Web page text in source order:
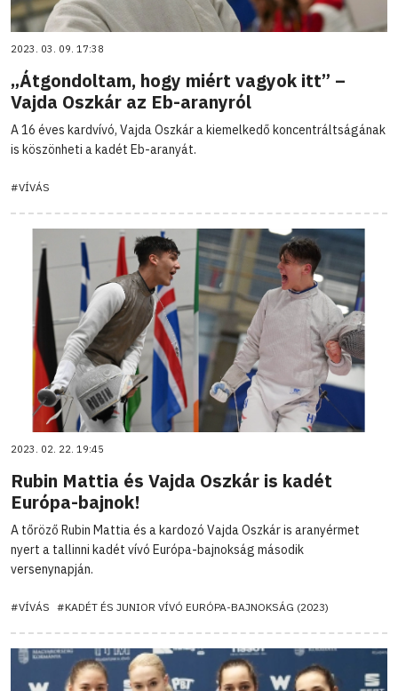
2023. 03. 09. 17:38
„Átgondoltam, hogy miért vagyok itt” –
Vajda Oszkár az Eb-aranyról
A 16 éves kardvívó, Vajda Oszkár a kiemelkedő koncentráltságának
is köszönheti a kadét Eb-aranyát.
#VÍVÁS
2023. 02. 22. 19:45
Rubin Mattia és Vajda Oszkár is kadét
Európa-bajnok!
A tőröző Rubin Mattia és a kardozó Vajda Oszkár is aranyérmet
nyert a tallinni kadét vívó Európa-bajnokság második
versenynapján.
#VÍVÁS #KADÉT ÉS JUNIOR VÍVÓ EURÓPA-BAJNOKSÁG (2023)